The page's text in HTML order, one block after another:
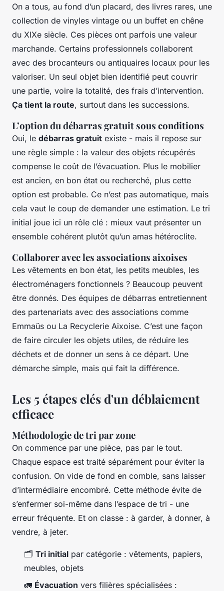
On a tous, au fond d’un placard, des livres rares, une
collection de vinyles vintage ou un buffet en chêne
du XIXe siècle. Ces pièces ont parfois une valeur
marchande. Certains professionnels collaborent
avec des brocanteurs ou antiquaires locaux pour les
valoriser. Un seul objet bien identifié peut couvrir
une partie, voire la totalité, des frais d’intervention.
Ça tient la route, surtout dans les successions.
L’option du débarras gratuit sous conditions
Oui, le débarras gratuit existe - mais il repose sur
une règle simple : la valeur des objets récupérés
compense le coût de l’évacuation. Plus le mobilier
est ancien, en bon état ou recherché, plus cette
option est probable. Ce n’est pas automatique, mais
cela vaut le coup de demander une estimation. Le tri
initial joue ici un rôle clé : mieux vaut présenter un
ensemble cohérent plutôt qu’un amas hétéroclite.
Collaborer avec les associations aixoises
Les vêtements en bon état, les petits meubles, les
électroménagers fonctionnels ? Beaucoup peuvent
être donnés. Des équipes de débarras entretiennent
des partenariats avec des associations comme
Emmaüs ou La Recyclerie Aixoise. C’est une façon
de faire circuler les objets utiles, de réduire les
déchets et de donner un sens à ce départ. Une
démarche simple, mais qui fait la différence.
Les 5 étapes clés d'un déblaiement
efficace
Méthodologie de tri par zone
On commence par une pièce, pas par le tout.
Chaque espace est traité séparément pour éviter la
confusion. On vide de fond en comble, sans laisser
d’intermédiaire encombré. Cette méthode évite de
s’enfermer soi-même dans l’espace de tri - une
erreur fréquente. Et on classe : à garder, à donner, à
vendre, à jeter.
🗂️ Tri initial par catégorie : vêtements, papiers,
meubles, objets
🚛 Évacuation vers filières spécialisées :